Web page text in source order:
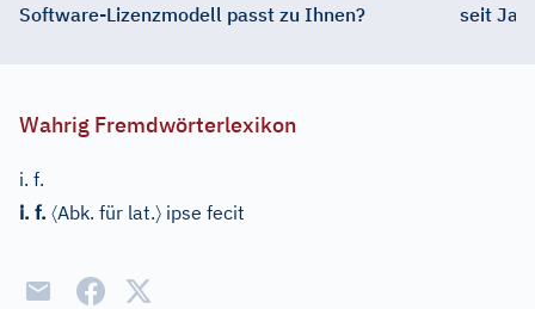
Software-Lizenzmodell passt zu Ihnen?
seit
Wahrig Fremdwörterlexikon
i. f.
i. f. 〈Abk. für lat.〉 ipse fecit